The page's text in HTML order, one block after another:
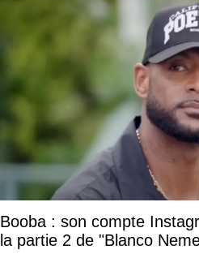
Booba : son compte
la partie 2 de "Blanco